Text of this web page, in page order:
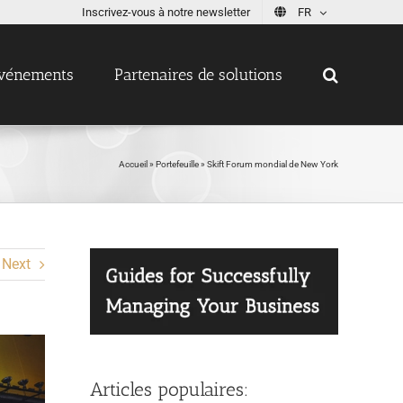
Inscrivez-vous à notre newsletter FR
Partenaires de solutions
Accueil » Portefeuille» Skift Forum mondial de New York
Next
Articles populaires: